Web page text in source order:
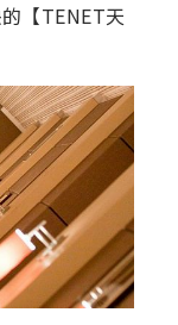
【TENET天